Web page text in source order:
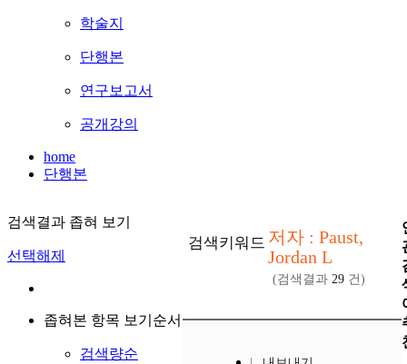
학술지
단행본
연구보고서
공개강의
home
단행본
검색결과 좁혀 보기
선택해제
좁혀본 항목 보기순서
검색량순
검색키워드 저자 : Paust,
Jordan L
(검색결과 29 건)